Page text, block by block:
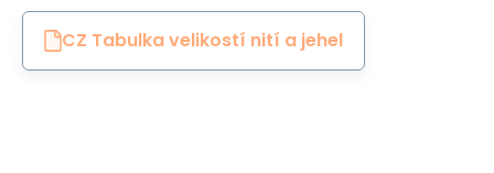
CZ Tabulka velikostí nití a jehel